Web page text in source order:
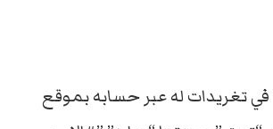
في تغريدات له عبر حسابه بموقع